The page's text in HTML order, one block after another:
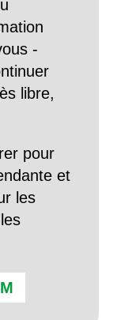
-
libre,
pour
et
les